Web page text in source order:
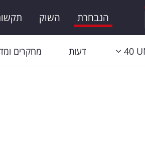
הנבחרת השוק
40 דעות מחקרים